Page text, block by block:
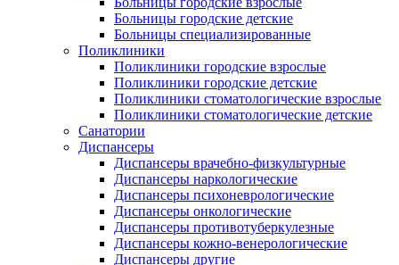
Больницы городские детские
Больницы специализированные
Поликлиники
Поликлиники городские взрослые
Поликлиники городские детские
Поликлиники стоматологические взрослые
Поликлиники стоматологические детские
Санатории
Диспансеры
Диспансеры врачебно-физкультурные
Диспансеры наркологические
Диспансеры психоневрологические
Диспансеры онкологические
Диспансеры противотуберкулезные
Диспансеры кожно-венерологические
Диспансеры другие